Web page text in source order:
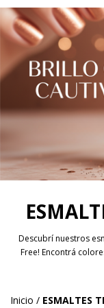
Descubrí nuestros
Free! Encontrá
Inicio / ESMALTES